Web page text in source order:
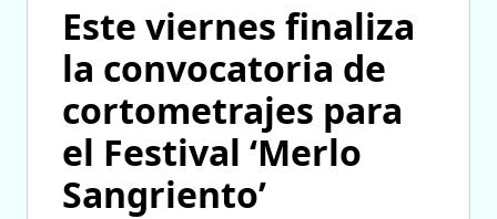
Este viernes finaliza
la convocatoria de
cortometrajes para
el Festival ‘Merlo
Sangriento’